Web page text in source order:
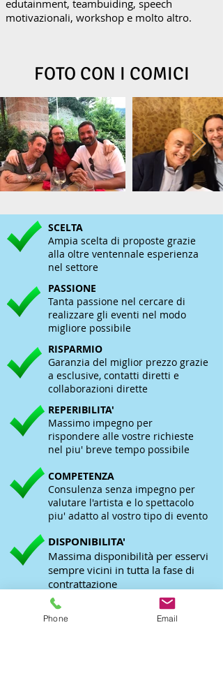
edutainment, teambuiding, speech
motivazionali, workshop e molto altro.
FOTO CON I COMICI
SCELTA
Ampia scelta di proposte grazie
alla oltre ventennale esperienza
nel settore
PASSIONE
Tanta passione nel cercare di
realizzare gli eventi nel modo
migliore possibile
RISPARMIO
Garanzia del miglior prezzo grazie
a esclusive, contatti diretti e
collaborazioni dirette
COMPETENZA
Consulenza senza impegno per
valutare l'artista e lo spettacolo
piu' adatto al vostro tipo di evento
REPERIBILITA'
Massimo impegno per
rispondere alle vostre richieste
nel piu' breve tempo possibile
DISPONIBILITA'
Massima disponibilità per esservi
sempre vicini in tutta la fase di
contrattazione
Phone Email